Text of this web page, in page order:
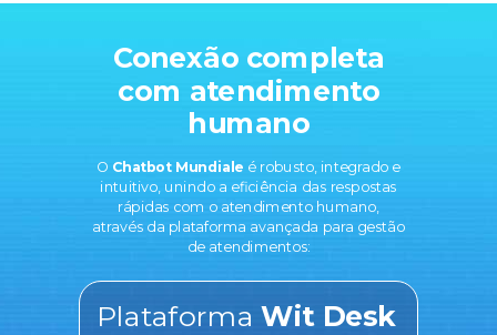
Plataforma Wit Desk
Conexão completa
com atendimento
humano
O Chatbot Mundiale é robusto, integrado e
intuitivo, unindo a eficiência das respostas
rápidas com o atendimento humano,
através da plataforma avançada para gestão
de atendimentos: